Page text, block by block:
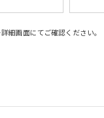
細画面にてご確認ください。